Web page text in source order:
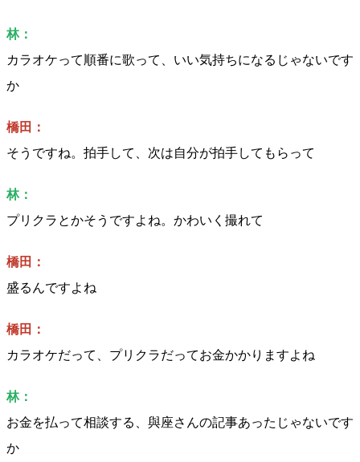
林：
カラオケって順番に歌って、いい気持ちになるじゃないです
か
橋田：
そうですね。拍手して、次は自分が拍手してもらって
林：
プリクラとかそうですよね。かわいく撮れて
橋田：
盛るんですよね
橋田：
カラオケだって、プリクラだってお金かかりますよね
林：
お金を払って相談する、與座さんの記事あったじゃないです
か